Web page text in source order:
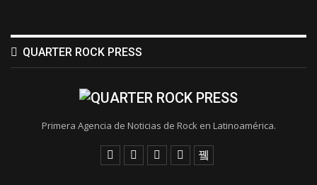
QUARTER ROCK PRESS
Primera Agencia de Noticias de Rock en Latinoamérica.